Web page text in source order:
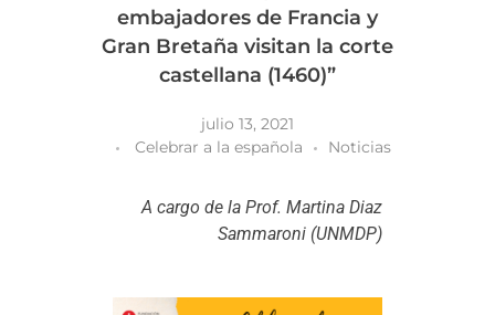
embajadores de Francia y
Gran Bretaña visitan la corte
castellana (1460)”
julio 13, 2021
Celebrar a la española
Noticias
A cargo de la Prof. Martina Diaz
Sammaroni (UNMDP)